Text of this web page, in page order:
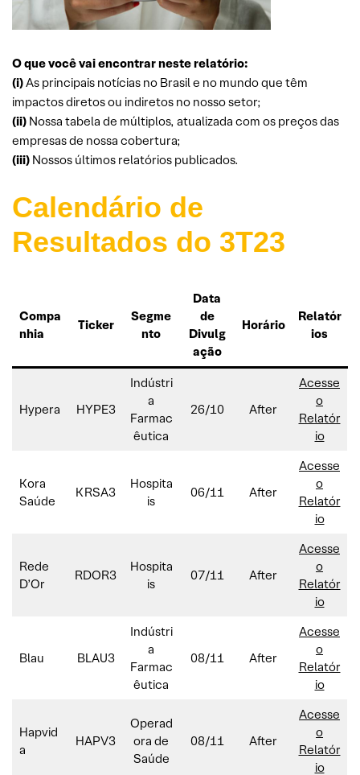
O que você vai encontrar neste relatório:
(i)As principais notícias no Brasil e no mundo que têm
impactos diretos ou indiretos no nosso setor;
(ii) Nossa tabela de múltiplos, atualizada com os preços das
empresas de nossa cobertura;
(iii) Nossos últimos relatórios publicados.
Calendário de
Resultados do 3T23
Compa
nhia
Ticker
Segme
nto
Data
de
Divulg
ação
Horário
Relatór
ios
Hypera HYPE3
Indústri
a
Farmac
êutica
26/10 After
Acesse
o
Relatór
io
Kora
Saúde
KRSA3
Hospita
is
06/11 After
Acesse
o
Relatór
io
Rede
D’Or
RDOR3
Hospita
is
07/11 After
Acesse
o
Relatór
io
Blau BLAU3
Indústri
a
Farmac
êutica
08/11 After
Acesse
o
Relatór
io
Hapvid
a
HAPV3
Operad
ora de
Saúde
08/11 After
Acesse
o
Relatór
io